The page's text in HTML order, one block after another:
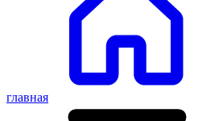
главная